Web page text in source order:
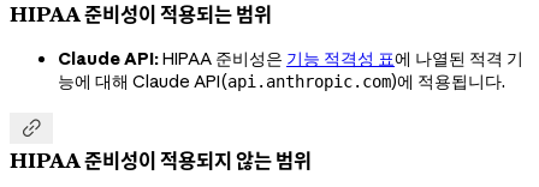
HIPAA 준비성이 적용되는 범위
Claude API:HIPAA 준비성은 기능 적격성 표에 나열된 적격 기
능에 대해 Claude API(api.anthropic.com)에 적용됩니다.

HIPAA 준비성이 적용되지 않는 범위